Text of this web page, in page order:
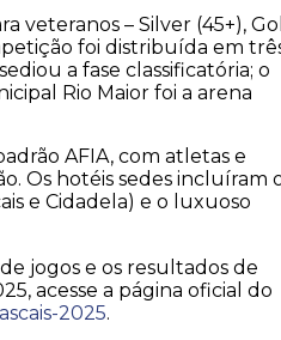
veteranos – Silver (45+),
foi distribuída em
a fase classificatória; o
Rio Maior foi a arena
AFIA, com atletas e
Os hotéis sedes incluíram
e Cidadela) e o luxuoso
jogos e os resultados de
acesse a página oficial do
2025.